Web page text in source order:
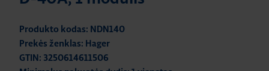
Produkto kodas: NDN140
Prekės ženklas: Hager
GTIN: 3250614611506